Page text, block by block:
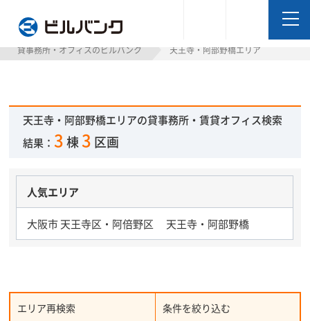
貸事務所・オフィスのビルバンク 天王寺・阿部野橋エリア
天王寺・阿部野橋エリアの貸事務所・賃貸オフィス検索
結果：3棟3 区画
人気エリア
大阪市 天王寺区・阿倍野区 天王寺・阿部野橋
エリア再検索 条件を絞り込む